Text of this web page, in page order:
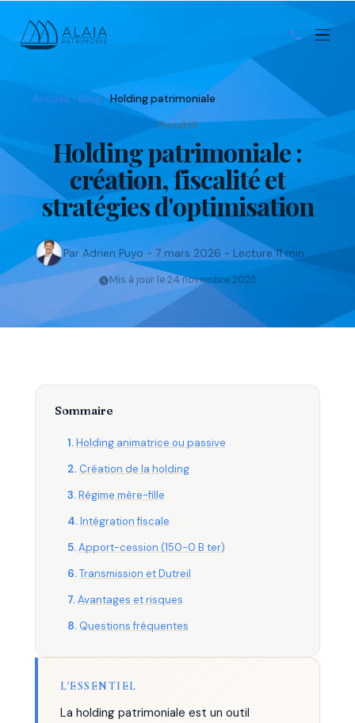
Accueil Blog Holding patrimoniale
Fiscalité
Holding patrimoniale :
création, fiscalité et
stratégies d'optimisation
Par Adrien Puyo - 7 mars 2026 - Lecture 11 min
Mis à jour le 24 novembre 2025
L'ESSENTIEL
La holding patrimoniale est un outil
Sommaire
Holding animatrice ou passive
Création de la holding
Régime mère-fille
Intégration fiscale
Apport-cession (150-0 B ter)
Transmission et Dutreil
Avantages et risques
Questions fréquentes